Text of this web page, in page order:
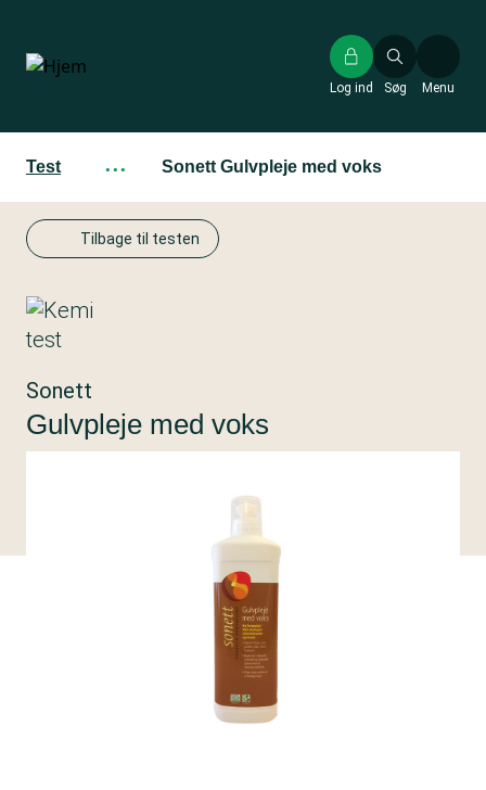
hovedindhold
Søg
Log ind Menu
Test ··· Sonett Gulvpleje med voks
Tilbage til testen
Sonett
Gulvpleje med voks